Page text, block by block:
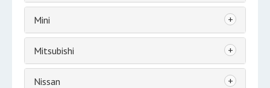
Mini +
Mitsubishi +
Nissan +